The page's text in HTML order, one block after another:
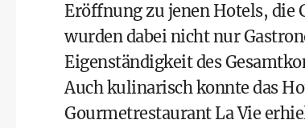
Eröffnung zu jenen Hotels, die
wurden dabei nicht nur
Eigenständigkeit des
Auch kulinarisch konnte das
Gourmetrestaurant La Vie